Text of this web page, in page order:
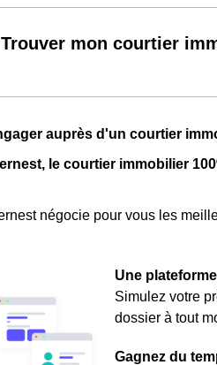
Trouver mon courtier
auprès d'un courtier
le courtier immobilier
négocie pour vous les
Une
Simulez votre
dossier à tout
Gagnez du